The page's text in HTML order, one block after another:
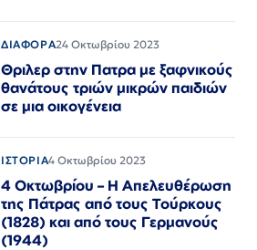
ΔΙΑΦΟΡΑ24 Οκτωβρίου 2023
Θριλερ στην Πατρα με ξαφνικούς
θανάτους τριών μικρών παιδιών
σε μια οικογένεια
ΙΣΤΟΡΙΑ4 Οκτωβρίου 2023
4 Οκτωβρίου – Η Απελευθέρωση
της Πάτρας από τους Τούρκους
(1828) και από τους Γερμανούς
(1944)